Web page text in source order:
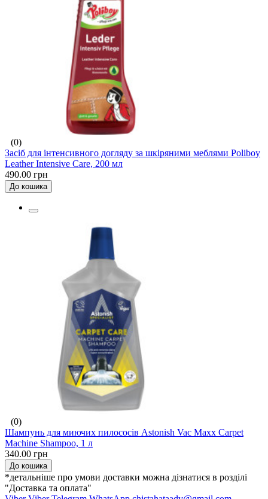
(0)
Засіб для інтенсивного догляду за шкіряними меблями Poliboy
Leather Intensive Care, 200 мл
490.00 грн
До кошика
(0)
Шампунь для миючих пилососів Astonish Vac Maxx Carpet
Machine Shampoo, 1 л
340.00 грн
До кошика
*детальніше про умови доставки можна дізнатися в розділі
"Доставка та оплата"